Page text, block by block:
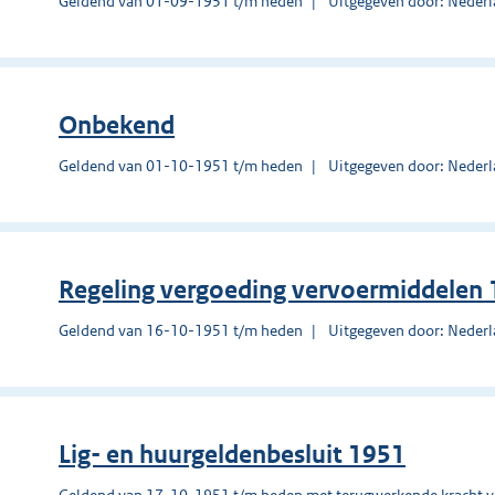
Onbekend
Geldend van 01-10-1951 t/m heden Uitgegeven door:
Regeling vergoeding vervoermiddelen
Geldend van 16-10-1951 t/m heden Uitgegeven door:
Lig- en huurgeldenbesluit 1951